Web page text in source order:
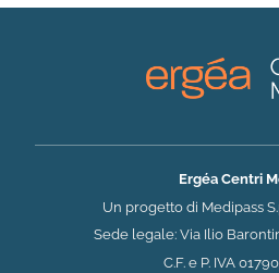
Ergéa Centri
Un progetto di Medipass
Sede legale: Via Ilio
C.F. e P. IVA